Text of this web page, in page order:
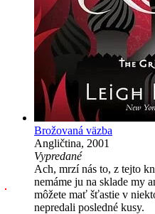
Brožovaná väzba
Angličtina, 2001
Vypredané
Ach, mrzí nás to, z tejto
nemáme ju na sklade my
môžete mať šťastie v
nepredali posledné kusy.